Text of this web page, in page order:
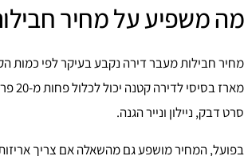
מה משפיע על מחיר
מחיר חבילות מעבר דירה נקבע בעיקר לפי כמות
סרט דבק, ניילון ונייר הגנה.